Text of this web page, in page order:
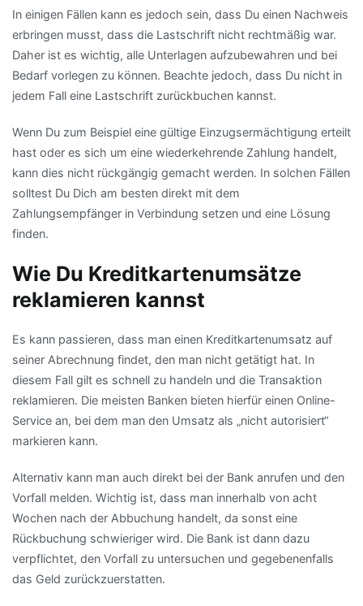
In einigen Fällen kann es jedoch sein, dass Du einen Nachweis
erbringen musst, dass die Lastschrift nicht rechtmäßig war.
Daher ist es wichtig, alle Unterlagen aufzubewahren und bei
Bedarf vorlegen zu können. Beachte jedoch, dass Du nicht in
jedem Fall eine Lastschrift zurückbuchen kannst.
Wenn Du zum Beispiel eine gültige Einzugsermächtigung erteilt
hast oder es sich um eine wiederkehrende Zahlung handelt,
kann dies nicht rückgängig gemacht werden. In solchen Fällen
solltest Du Dich am besten direkt mit dem
Zahlungsempfänger in Verbindung setzen und eine Lösung
finden.
Wie Du Kreditkartenumsätze
reklamieren kannst
Es kann passieren, dass man einen Kreditkartenumsatz auf
seiner Abrechnung findet, den man nicht getätigt hat. In
diesem Fall gilt es schnell zu handeln und die Transaktion
reklamieren. Die meisten Banken bieten hierfür einen Online-
Service an, bei dem man den Umsatz als „nicht autorisiert“
markieren kann.
Alternativ kann man auch direkt bei der Bank anrufen und den
Vorfall melden. Wichtig ist, dass man innerhalb von acht
Wochen nach der Abbuchung handelt, da sonst eine
Rückbuchung schwieriger wird. Die Bank ist dann dazu
verpflichtet, den Vorfall zu untersuchen und gegebenenfalls
das Geld zurückzuerstatten.